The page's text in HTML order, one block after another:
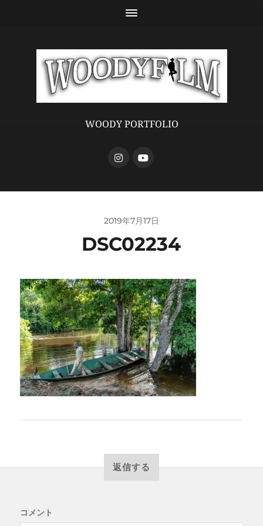
WOODY PORTFOLIO
2019年7月17日
DSC02234
返信する
コメント